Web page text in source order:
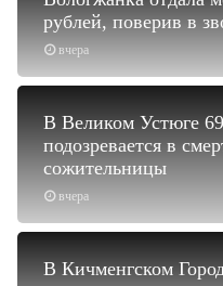
вчера
рублей, поверив в
вчера
В Великом Устюге
подозревается в
сожительницы
В Кичменгском